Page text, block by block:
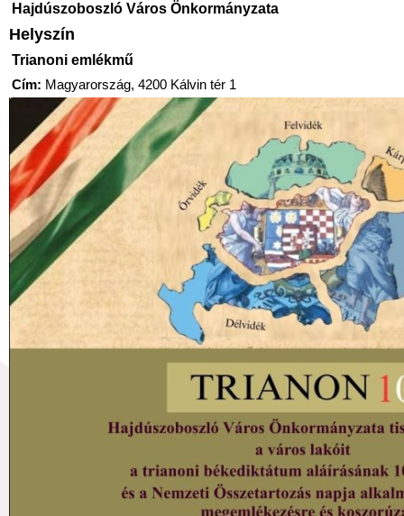
Hajdúszoboszló Város Önkormányzata
Helyszín
Trianoni emlékmű
Cím: Magyarország, 4200 Kálvin tér 1